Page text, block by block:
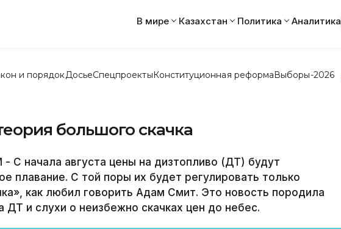
В мире Казахстан Политика Аналитика
и порядок ДосьеСпецпроектыКонституционная реформаВыборы-2026
большого скачка
начала августа цены на дизтопливо (ДТ) будут
плавание. С той поры их будет регулировать только
как любил говорить Адам Смит. Это новость породила
ДТ и слухи о неизбежно скачках цен до небес.